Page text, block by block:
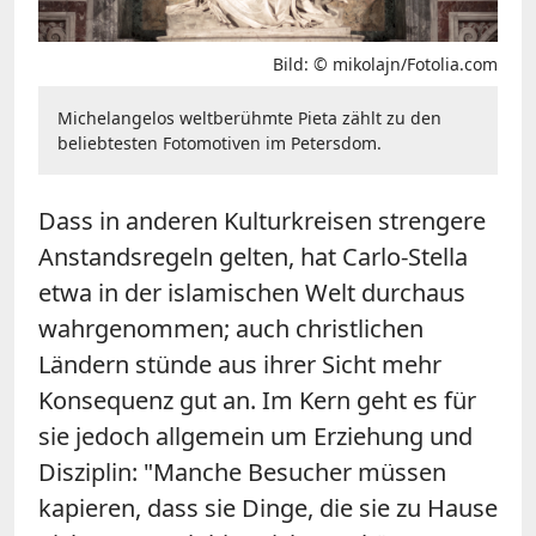
Bild: © mikolajn/Fotolia.com
Michelangelos weltberühmte Pieta zählt zu den
beliebtesten Fotomotiven im Petersdom.
Dass in anderen Kulturkreisen strengere
Anstandsregeln gelten, hat Carlo-Stella
etwa in der islamischen Welt durchaus
wahrgenommen; auch christlichen
Ländern stünde aus ihrer Sicht mehr
Konsequenz gut an. Im Kern geht es für
sie jedoch allgemein um Erziehung und
Disziplin: "Manche Besucher müssen
kapieren, dass sie Dinge, die sie zu Hause